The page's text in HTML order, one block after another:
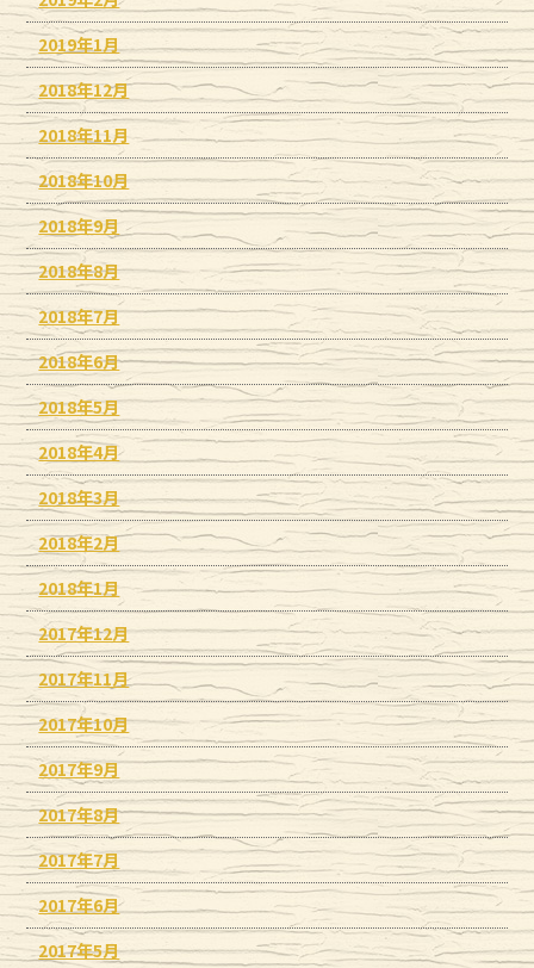
2019年1月
2018年12月
2018年11月
2018年10月
2018年9月
2018年8月
2018年7月
2018年6月
2018年5月
2018年4月
2018年3月
2018年2月
2018年1月
2017年12月
2017年11月
2017年10月
2017年9月
2017年8月
2017年7月
2017年6月
2017年5月